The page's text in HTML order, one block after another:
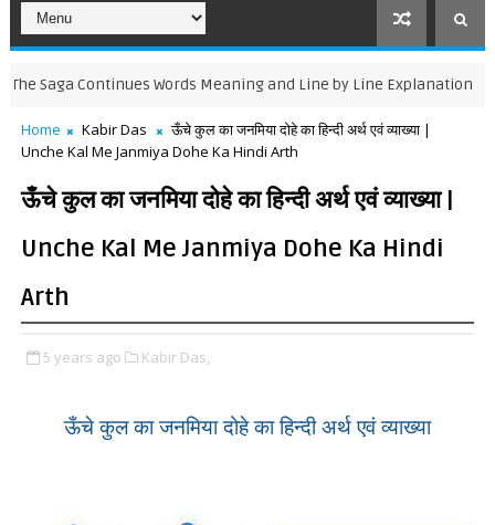
Continues Words Meaning and Line by Line Explanation NCERT
Home Kabir Das
ऊँचे कुल का जनमिया दोहे का हिन्दी अर्थ एवं व्याख्या |
Unche Kal Me Janmiya Dohe Ka Hindi Arth
ऊँचे कुल का जनमिया दोहे का हिन्दी अर्थ एवं व्याख्या |
Unche Kal Me Janmiya Dohe Ka Hindi
Arth
5 years ago Kabir Das,
ऊँचे कुल का जनमिया दोहे का हिन्दी अर्थ एवं व्याख्या